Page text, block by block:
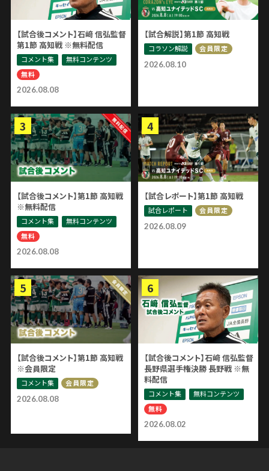
2026.08.08
【試合後コメント】石﨑 信弘監督
第1節 高知戦 ※無料配信
コメント集
無料コンテンツ
無料
2026.08.10
【試合解説】第1節 高知戦
コラソン解説 会員限定
2026.08.08
【試合後コメント】第1節 高知戦
※無料配信
コメント集
無料コンテンツ
無料
2026.08.09
【試合レポート】第1節 高知戦
試合レポート 会員限定
2026.08.08
【試合後コメント】第1節 高知戦
※会員限定
コメント集 会員限定
2026.08.02
【試合後コメント】石﨑 信弘監督
長野県選手権決勝 長野戦 ※無
料配信
コメント集
無料コンテンツ
無料